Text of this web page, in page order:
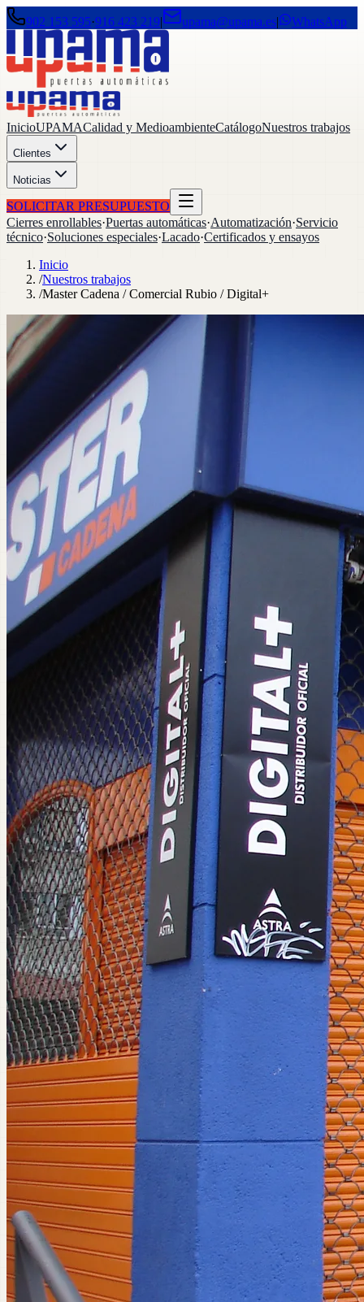
902 153 595·916 423 219| upama@upama.es| WhatsApp
InicioUPAMACalidad y MedioambienteCatálogoNuestros trabajos
Clientes
Noticias
SOLICITAR PRESUPUESTO
Cierres enrollables·Puertas automáticas·Automatización·Servicio
técnico·Soluciones especiales·Lacado·Certificados y ensayos
Inicio
/Nuestros trabajos
/Master Cadena / Comercial Rubio / Digital+